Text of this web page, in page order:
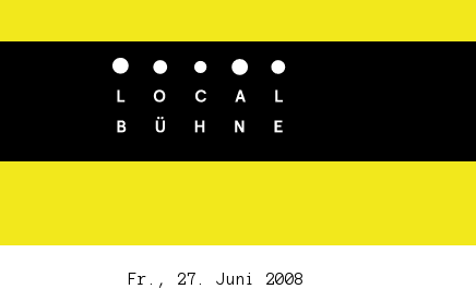
Fr., 27. Juni 2008